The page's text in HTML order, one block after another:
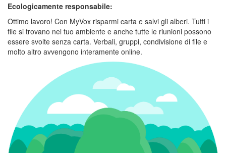
Ecologicamente responsabile:
Ottimo lavoro! Con MyVox risparmi carta e salvi gli alberi. Tutti i
file si trovano nel tuo ambiente e anche tutte le riunioni possono
essere svolte senza carta. Verbali, gruppi, condivisione di file e
molto altro avvengono interamente online.